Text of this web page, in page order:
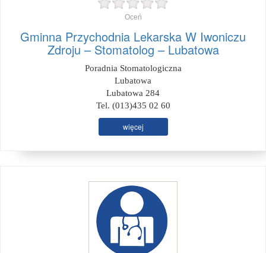
Oceń
Gminna Przychodnia Lekarska W Iwoniczu
Zdroju – Stomatolog – Lubatowa
Poradnia Stomatologiczna
Lubatowa
Lubatowa 284
Tel. (013)435 02 60
więcej